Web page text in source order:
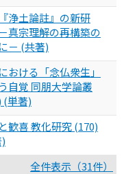
浄土論註』の新研
宗理解の再構築の
－ (共著)
おける「念仏衆生」
自覚 同朋大学論叢
(単著)
歓喜 教化研究 (170)
全件表示（31件）